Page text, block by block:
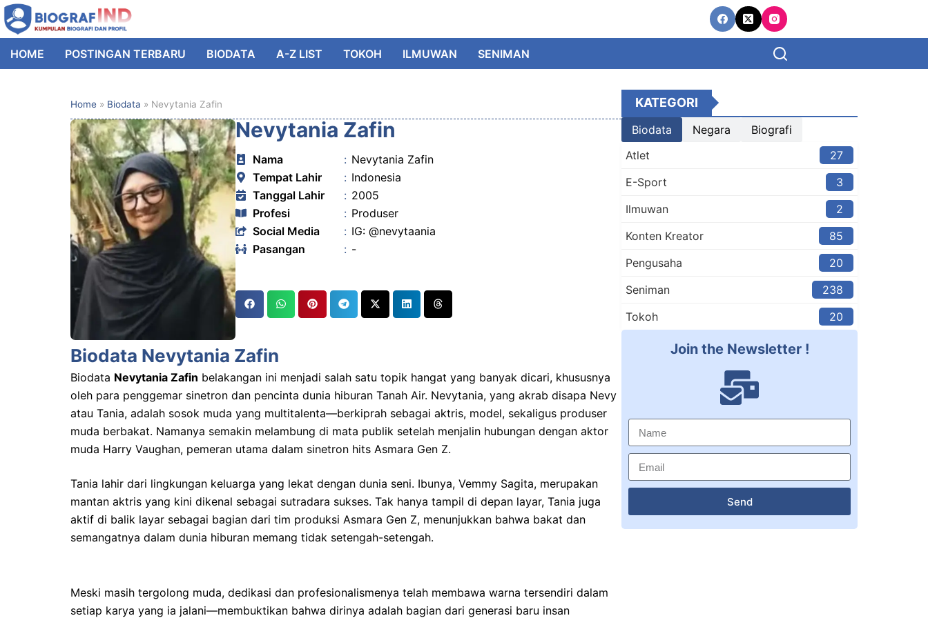
HOME POSTINGAN TERBARU BIODATA A-Z LIST TOKOH ILMUWAN SENIMAN
Home » Biodata » Nevytania Zafin
Nevytania Zafin
Nama : Nevytania Zafin
Tempat Lahir
: Indonesia
Tanggal Lahir
: 2005
Profesi
: Produser
Social Media
: IG: @nevytaania
Pasangan
: -
Biodata Nevytania Zafin
Biodata Nevytania Zafin belakangan ini menjadi salah satu topik hangat yang banyak dicari, khususnya
oleh para penggemar sinetron dan pencinta dunia hiburan Tanah Air. Nevytania, yang akrab disapa Nevy
atau Tania, adalah sosok muda yang multitalenta—berkiprah sebagai aktris, model, sekaligus produser
muda berbakat. Namanya semakin melambung di mata publik setelah menjalin hubungan dengan aktor
muda Harry Vaughan, pemeran utama dalam sinetron hits Asmara Gen Z.
Tania lahir dari lingkungan keluarga yang lekat dengan dunia seni. Ibunya, Vemmy Sagita, merupakan
mantan aktris yang kini dikenal sebagai sutradara sukses. Tak hanya tampil di depan layar, Tania juga
aktif di balik layar sebagai bagian dari tim produksi Asmara Gen Z, menunjukkan bahwa bakat dan
semangatnya dalam dunia hiburan memang tidak setengah-setengah.
Meski masih tergolong muda, dedikasi dan profesionalismenya telah membawa warna tersendiri dalam
setiap karya yang ia jalani—membuktikan bahwa dirinya adalah bagian dari generasi baru insan
KATEGORI
Biodata Negara
Biografi
Atlet
27
E-Sport
3
Ilmuwan
2
Konten Kreator​
85
Pengusaha
20
Seniman
238
Tokoh
20
Join the Newsletter !
Send